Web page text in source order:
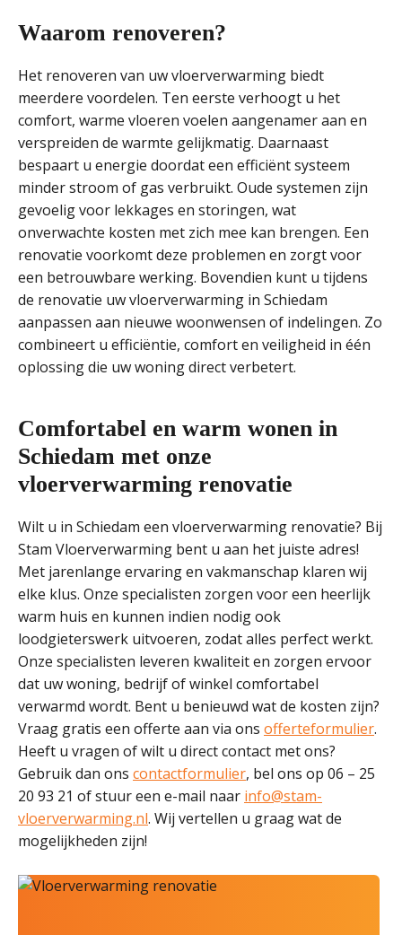
Waarom renoveren?
Het renoveren van uw vloerverwarming biedt
meerdere voordelen. Ten eerste verhoogt u het
comfort, warme vloeren voelen aangenamer aan en
verspreiden de warmte gelijkmatig. Daarnaast
bespaart u energie doordat een efficiënt systeem
minder stroom of gas verbruikt. Oude systemen zijn
gevoelig voor lekkages en storingen, wat
onverwachte kosten met zich mee kan brengen. Een
renovatie voorkomt deze problemen en zorgt voor
een betrouwbare werking. Bovendien kunt u tijdens
de renovatie uw vloerverwarming in Schiedam
aanpassen aan nieuwe woonwensen of indelingen. Zo
combineert u efficiëntie, comfort en veiligheid in één
oplossing die uw woning direct verbetert.
Comfortabel en warm wonen in
Schiedam met onze
vloerverwarming renovatie
Wilt u in Schiedam een vloerverwarming renovatie? Bij
Stam Vloerverwarming bent u aan het juiste adres!
Met jarenlange ervaring en vakmanschap klaren wij
elke klus. Onze specialisten zorgen voor een heerlijk
warm huis en kunnen indien nodig ook
loodgieterswerk uitvoeren, zodat alles perfect werkt.
Onze specialisten leveren kwaliteit en zorgen ervoor
dat uw woning, bedrijf of winkel comfortabel
verwarmd wordt. Bent u benieuwd wat de kosten zijn?
Vraag gratis een offerte aan via ons offerteformulier.
Heeft u vragen of wilt u direct contact met ons?
Gebruik dan ons contactformulier, bel ons op 06 – 25
20 93 21 of stuur een e-mail naar info@stam-
vloerverwarming.nl. Wij vertellen u graag wat de
mogelijkheden zijn!